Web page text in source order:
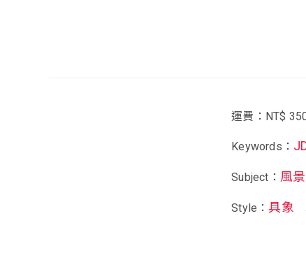
運費：NT$
Keywords：
Subject： 風景
Style：具象